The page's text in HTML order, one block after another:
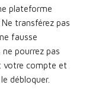
plateforme
transférez pas
fausse
pourrez pas
votre compte et
débloquer.